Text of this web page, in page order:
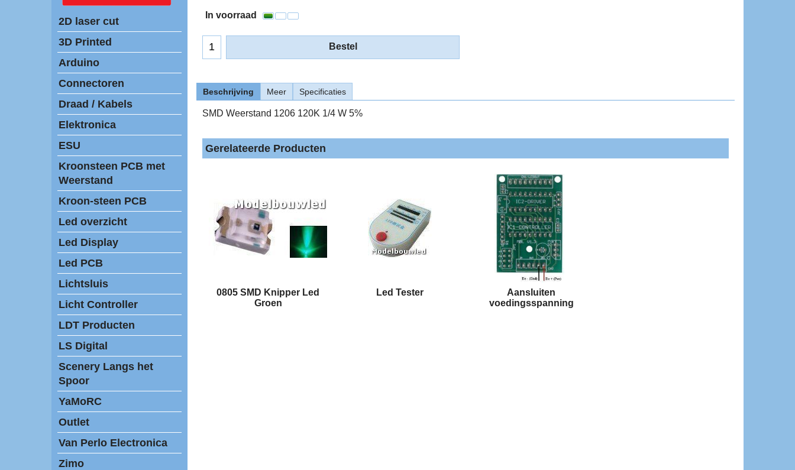
2D laser cut
3D Printed
Arduino
Connectoren
Draad / Kabels
Elektronica
ESU
Kroonsteen PCB met
Weerstand
Kroon-steen PCB
Led overzicht
Led Display
Led PCB
Lichtsluis
Licht Controller
LDT Producten
LS Digital
Scenery Langs het
Spoor
YaMoRC
Outlet
Van Perlo Electronica
Zimo
In voorraad
Bestel
Beschrijving Meer Specificaties
SMD Weerstand 1206 120K 1/4 W 5%
Gerelateerde Producten
0805 SMD Knipper Led
Groen
Led Tester
Aansluiten
voedingsspanning